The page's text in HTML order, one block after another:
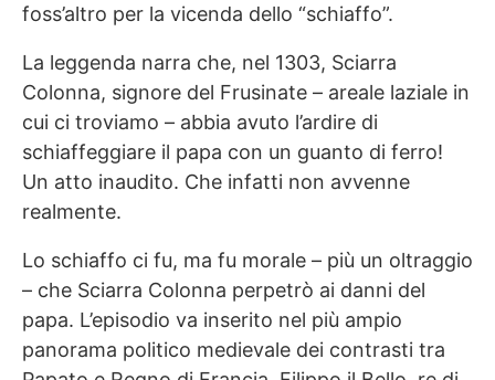
foss’altro per la vicenda dello “schiaffo”.
La leggenda narra che, nel 1303, Sciarra
Colonna, signore del Frusinate – areale laziale in
cui ci troviamo – abbia avuto l’ardire di
schiaffeggiare il papa con un guanto di ferro!
Un atto inaudito. Che infatti non avvenne
realmente.
Lo schiaffo ci fu, ma fu morale – più un oltraggio
– che Sciarra Colonna perpetrò ai danni del
papa. L’episodio va inserito nel più ampio
panorama politico medievale dei contrasti tra